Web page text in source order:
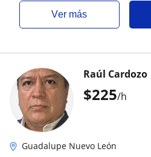
ver más
$225/h
Raúl Cardozo
Guadalupe Nuevo León